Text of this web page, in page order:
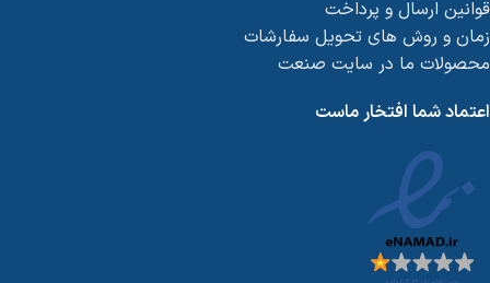
قوانین ارسال و پرداخت
زمان و روش های تحویل سفارشات
محصولات ما در سایت صنعت
اعتماد شما افتخار ماست